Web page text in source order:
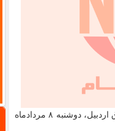
رگبار و رعد و برق پیش بینی می شود، اظهار داشت: شدت بارش امروز ۷ مردادماه در گیلان، غرب مازندران و شرق اردبیل، دوشنبه ۸ مردادماه